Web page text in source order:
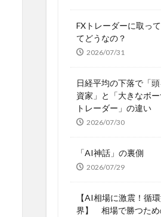
FXトレーダーに取っ
てどうなの？
2026/07/31
日経平均の下落で「
資家」と「大きなボ
トレーダー」の違い
2026/07/30
「AI神話」の裏側
2026/07/29
【AI相場に激震！循
界】 相場で勝つため